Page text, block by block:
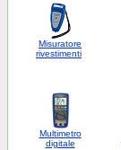
Misuratore
rivestimenti
Multimetro
digitale